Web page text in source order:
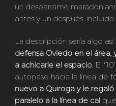
un desparrame
antes y un después, incluido
La descripción sería algo así:
defensa Oviedo en el área,
a achicarle el espacio. El
autopase hacia la línea de
nuevo a Quiroga y le
paralelo a la línea de cal